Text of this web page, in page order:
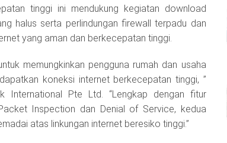
tinggi ini mendukung kegiatan download
halus serta perlindungan firewall terpadu dan
yang aman dan berkecepatan tinggi.
memungkinkan pengguna rumah dan usaha
koneksi internet berkecepatan tinggi, ”
International Pte Ltd. “Lengkap dengan fitur
Inspection dan Denial of Service, kedua
atas linkungan internet beresiko tinggi.”